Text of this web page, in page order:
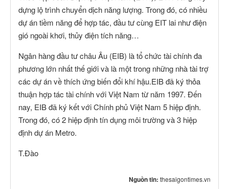
dựng lộ trình chuyển dịch năng lượng. Trong đó, có nhiều
dự án tiềm năng để hợp tác, đầu tư cùng EIT lai như điện
gió ngoài khơi, thủy điện tích năng…
Ngân hàng đầu tư châu Âu (EIB) là tổ chức tài chính đa
phương lớn nhất thế giới và là một trong những nhà tài trợ
các dự án về thích ứng biến đổi khí hậu.EIB đã ký thỏa
thuận hợp tác tài chính với Việt Nam từ năm 1997. Đến
nay, EIB đã ký kết với Chính phủ Việt Nam 5 hiệp định.
Trong đó, có 2 hiệp định tín dụng môi trường và 3 hiệp
định dự án Metro.
T.Đào
Nguồn tin: thesaigontimes.vn